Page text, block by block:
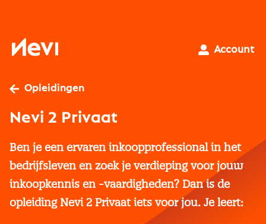
Nevi
Account
Opleidingen
Nevi 2 Privaat
Ben je een ervaren inkoopprofessional in het
bedrijfsleven en zoek je verdieping voor jouw
inkoopkennis en -vaardigheden? Dan is de
opleiding Nevi 2 Privaat iets voor jou. Je leert: